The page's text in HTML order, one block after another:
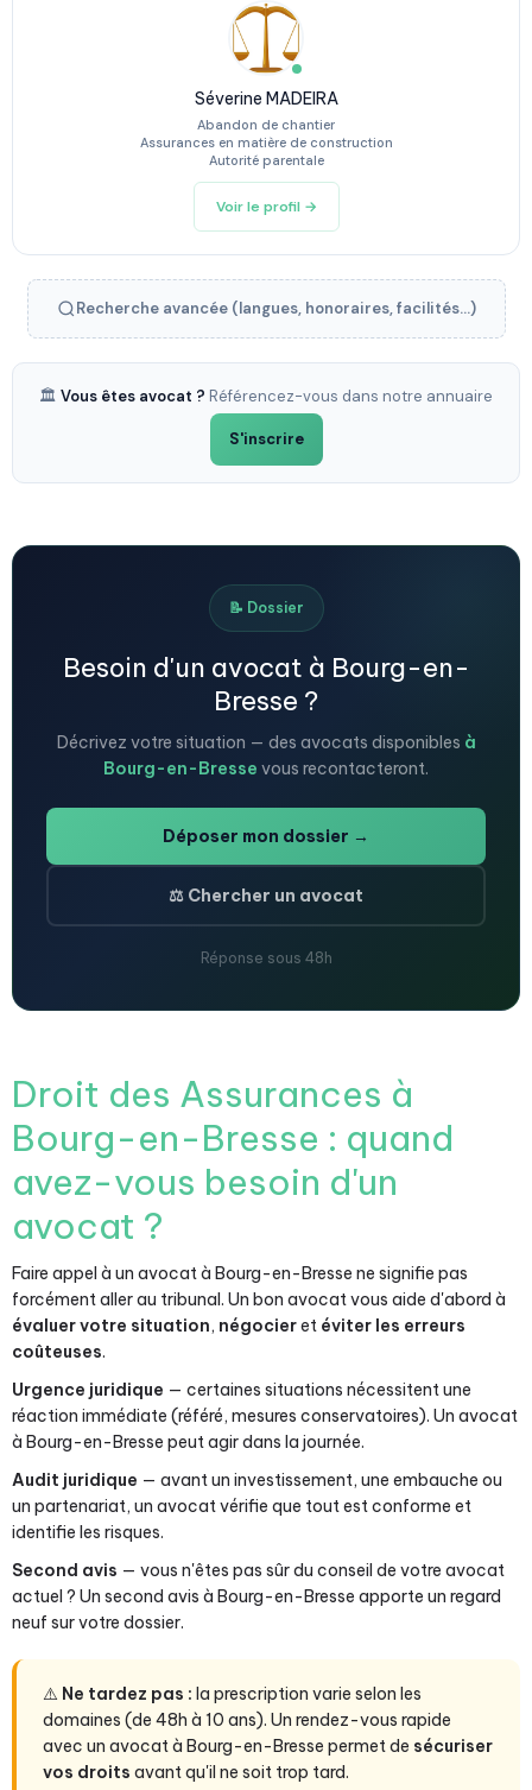
Séverine MADEIRA
Abandon de chantier
Assurances en matière de construction
Autorité parentale
Voir le profil →
Recherche avancée (langues, honoraires, facilités...)
🏛️ Vous êtes avocat ? Référencez-vous dans notre annuaire
S'inscrire
📝 Dossier
Besoin d'un avocat à Bourg-en-
Bresse ?
Décrivez votre situation — des avocats disponibles à
Bourg-en-Bresse vous recontacteront.
Déposer mon dossier →
⚖️ Chercher un avocat
Réponse sous 48h
Droit des Assurances à
Bourg-en-Bresse : quand
avez-vous besoin d'un
avocat ?
Faire appel à un avocat à Bourg-en-Bresse ne signifie pas
forcément aller au tribunal. Un bon avocat vous aide d'abord à
évaluer votre situation, négocieret éviter les erreurs
coûteuses.
Urgence juridique — certaines situations nécessitent une
réaction immédiate (référé, mesures conservatoires). Un avocat
à Bourg-en-Bresse peut agir dans la journée.
Audit juridique — avant un investissement, une embauche ou
un partenariat, un avocat vérifie que tout est conforme et
identifie les risques.
Second avis — vous n'êtes pas sûr du conseil de votre avocat
actuel ? Un second avis à Bourg-en-Bresse apporte un regard
neuf sur votre dossier.
⚠️ Ne tardez pas : la prescription varie selon les
domaines (de 48h à 10 ans). Un rendez-vous rapide
avec un avocat à Bourg-en-Bresse permet de sécuriser
vos droits avant qu'il ne soit trop tard.